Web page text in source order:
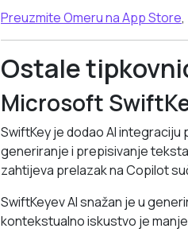
Preuzmite Omeru na App Store
Ostale
Microsoft
SwiftKey je dodao AI
generiranje i prepisivanje
zahtijeva prelazak na Copilot
SwiftKeyev AI snažan je u
kontekstualno iskustvo je